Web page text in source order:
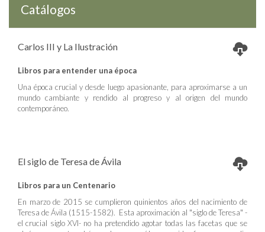
Catálogos
Carlos III y La Ilustración
Libros para entender una época
Una época crucial y desde luego apasionante, para aproximarse a un
mundo cambiante y rendido al progreso y al origen del mundo
contemporáneo.
El siglo de Teresa de Ávila
Libros para un Centenario
En marzo de 2015 se cumplieron quinientos años del nacimiento de
Teresa de Ávila (1515-1582). Esta aproximación al "siglo de Teresa" -
el crucial siglo XVI- no ha pretendido agotar todas las facetas que se